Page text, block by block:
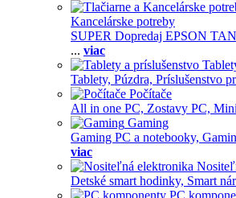
Kancelárske potreby
SUPER Dopredaj EPSON
... viac
Tablety, Púzdra, Príslušenstvo
Počítače
All in one PC, Zostavy PC,
Gaming
Gaming PC a notebooky,
viac
Detské smart hodinky, Smart
PC